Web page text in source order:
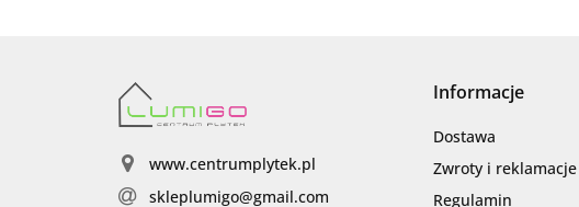
www.centrumplytek.pl
skleplumigo@gmail.com
Informacje
Dostawa
Zwroty i reklamacje
Regulamin